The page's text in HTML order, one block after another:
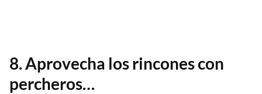
8. Aprovecha los rincones con
percheros…